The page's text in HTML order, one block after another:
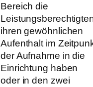
Bereich die
ihren gewöhnlichen
Aufenthalt im
der Aufnahme in die
Einrichtung haben
oder in den zwei